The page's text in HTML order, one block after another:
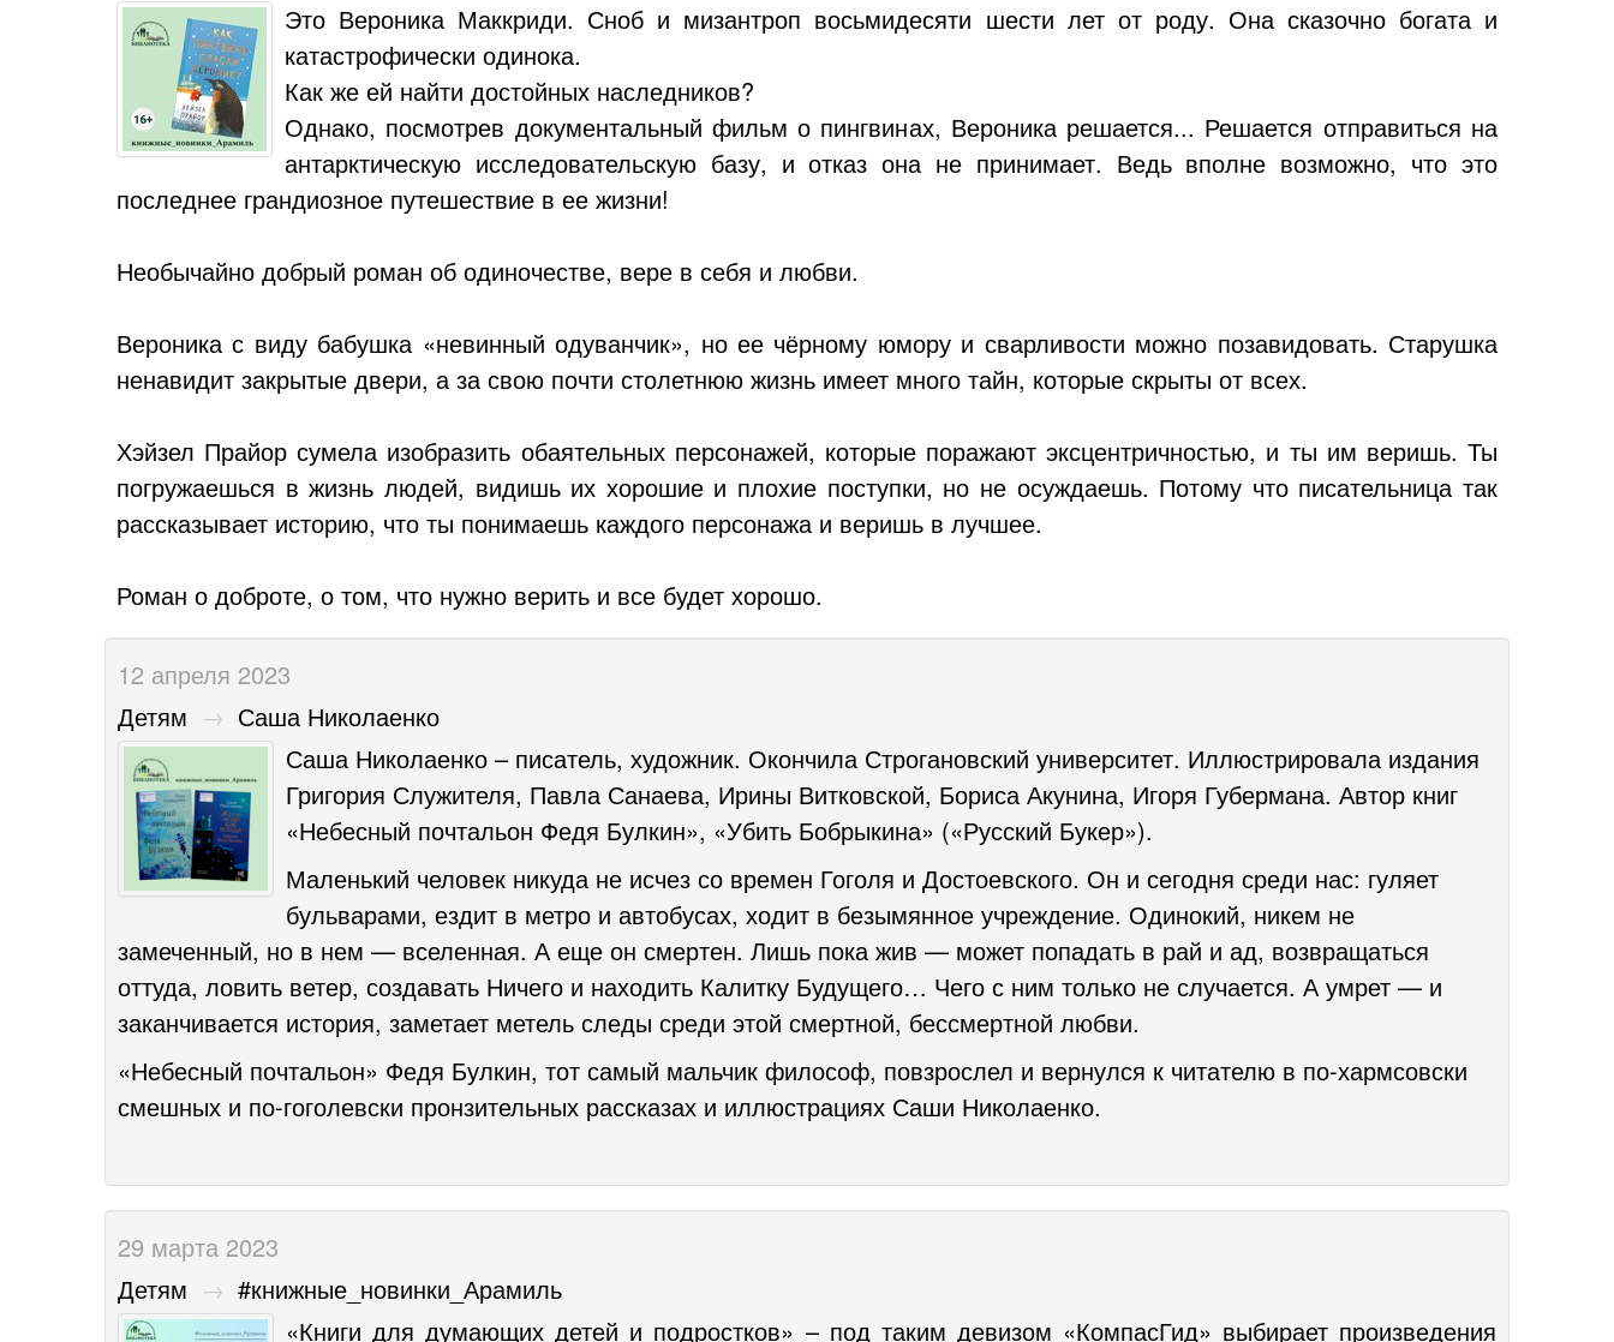
Это Вероника Маккриди. Сноб и мизантроп восьмидесяти шести лет от роду. Она сказочно богата и
катастрофически одинока.
Как же ей найти достойных наследников?
Однако, посмотрев документальный фильм о пингвинах, Вероника решается... Решается отправиться на
антарктическую исследовательскую базу, и отказ она не принимает. Ведь вполне возможно, что это
последнее грандиозное путешествие в ее жизни!
Необычайно добрый роман об одиночестве, вере в себя и любви.
Вероника с виду бабушка «невинный одуванчик», но ее чёрному юмору и сварливости можно позавидовать. Старушка
ненавидит закрытые двери, а за свою почти столетнюю жизнь имеет много тайн, которые скрыты от всех.
Хэйзел Прайор сумела изобразить обаятельных персонажей, которые поражают эксцентричностью, и ты им веришь. Ты
погружаешься в жизнь людей, видишь их хорошие и плохие поступки, но не осуждаешь. Потому что писательница так
рассказывает историю, что ты понимаешь каждого персонажа и веришь в лучшее.
Роман о доброте, о том, что нужно верить и все будет хорошо.
12 апреля 2023
Детям → Саша Николаенко
Саша Николаенко – писатель, художник. Окончила Строгановский университет. Иллюстрировала издания
Григория Служителя, Павла Санаева, Ирины Витковской, Бориса Акунина, Игоря Губермана. Автор книг
«Небесный почтальон Федя Булкин», «Убить Бобрыкина» («Русский Букер»).
Маленький человек никуда не исчез со времен Гоголя и Достоевского. Он и сегодня среди нас: гуляет
бульварами, ездит в метро и автобусах, ходит в безымянное учреждение. Одинокий, никем не
замеченный, но в нем — вселенная. А еще он смертен. Лишь пока жив — может попадать в рай и ад, возвращаться
оттуда, ловить ветер, создавать Ничего и находить Калитку Будущего… Чего с ним только не случается. А умрет — и
заканчивается история, заметает метель следы среди этой смертной, бессмертной любви.
«Небесный почтальон» Федя Булкин, тот самый мальчик философ, повзрослел и вернулся к читателю в по-хармсовски
смешных и по-гоголевски пронзительных рассказах и иллюстрациях Саши Николаенко.
29 марта 2023
Детям → #книжные_новинки_Арамиль
«Книги для думающих детей и подростков» – под таким девизом «КомпасГид» выбирает произведения